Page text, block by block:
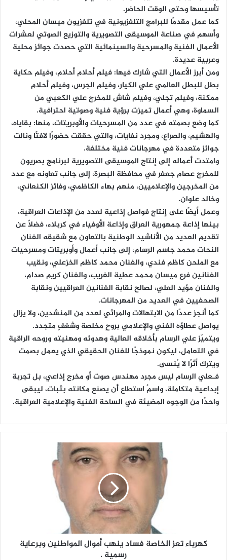
تأسيسها وحتى الوقت الحاضر.
كما عمل مقدمًا للبرامج التلفزيونية في تلفزيون ميسان المحلي،
وأسهم في صناعة الموسيقى التصويرية والتوزيع الصوتي لعشرات
الأعمال الفنية والمسرحية والسينمائية التي حصدت جوائز محلية
وعربية عديدة.
ومن أبرز الأعمال التي شارك فيها: فيلم أحلام أحلام، وفيلم حكاية
بطل للبطل العالمي علي الكيار، وفيلم الجرس، وفيلم أحلام
ممكنة، وفيلم تجلي، وفيلم شاش للمخرج علي الكعبي من
السماوة، وهي أعمال تميزت برؤية فنية وصوتية احترافية.
كما وضع بصمته في عدد من المسرحيات والأوبريتات، منها: بقاياه،
والهشيم، والصراع، ومجرد نفايات، والتي حققت حضورًا لافتًا ونالت
جوائز متعددة في مهرجانات فنية مختلفة.
وامتدت أعماله إلى إنتاج الموسيقى التصويرية لبرنامج بصريون
للمخرج عصام جعفر في محافظة البصرة، إلى جانب تعاونه مع عدد
من المخرجين والإعلاميين، منهم بهاء الكاظمي، وفائز الكنعاني،
وخالد علوان.
وعمل أيضًا على إنتاج فواصل إذاعية لعدد من الإذاعات العراقية،
بينها إذاعة جمهورية العراق وإذاعة الأوفياء في كربلاء، فضلًا عن
تقديم العديد من الأناشيد الوطنية بالتعاون مع شقيقه الفنان
النحات محمد جاسم الرسام، إلى جانب أعمال وأوبريتات ومسرحيات
مع الملحن كاظم فندي، والفنان محمد كاظم الخزعلي، ونقيب
الفنانين فرع ميسان محمد عطية الغريب، والفنان كريم صدام،
والفنان مؤيد العلي، لصالح نقابة الفنانين العراقيين ونقابة
الصحفيين في العديد من المهرجانات.
كما أنجز عددًا من الابتهالات والمراثي لعدد من المنشدين، ولا يزال
يواصل عطاؤه الفني والإعلامي بروحٍ مخلصة وشغفٍ متجدد.
ويتميّز علي الرسام بأخلاقه العالية وهدوئه ومهنيته وروحه الراقية
في التعامل، ليكون نموذجًا للفنان الحقيقي الذي يعمل بصمت
ويترك أثرًا لا يُنسى.
فـعلي الرسام ليس مجرد مهندس صوت أو مخرج إذاعي، بل تجربة
إبداعية متكاملة، واسمٌ استطاع أن يصنع مكانته بثبات، ليبقى
واحدًا من الوجوه المضيئة في الساحة الفنية والإعلامية العراقية.
كهرباء تعز الخاصة فساد ينهب أموال المواطنين وبرعاية
رسمية .